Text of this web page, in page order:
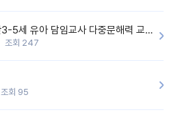
[설문조사/기프티콘지급] 만3-5세 유아 담임교사 다중문해력 교육 증진을 위한 설문조사
조회 247
조회 95